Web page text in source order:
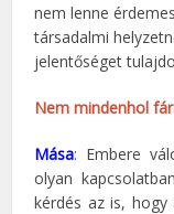
nem lenne
társadalmi
jelentőséget
Nem mindenhol
Mása: Embere
olyan
kérdés az is,